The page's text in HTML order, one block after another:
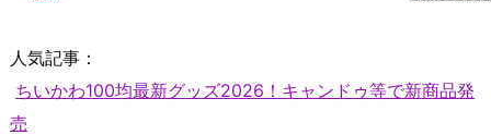
人気記事：
ちいかわ100均最新グッズ2026！キャンドゥ等で新商品発
売